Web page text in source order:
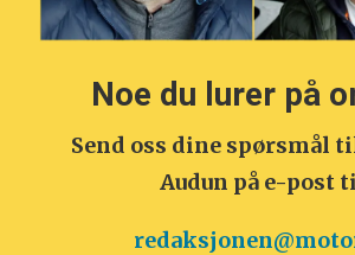
Noe du lurer på
Send oss dine spørsmål
Audun på e-post